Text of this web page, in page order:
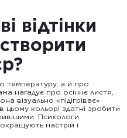
відтінки
температуру, а й про
нагадує про осіннє листя,
візуально «підігріває»
цьому кольорі здатні зробити
Психологи
настрій і